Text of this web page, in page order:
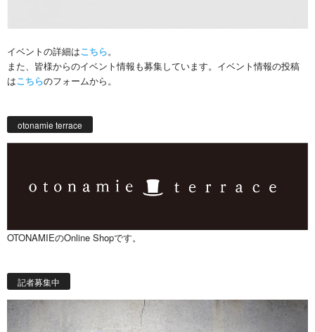
イベントの詳細はこちら。
また、皆様からのイベント情報も募集しています。イベント情報の投稿
はこちらのフォームから。
otonamie terrace
OTONAMIEのOnline Shopです。
記者募集中